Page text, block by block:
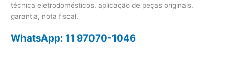
técnica eletrodomésticos, aplicação de peças originais,
garantia, nota fiscal.
WhatsApp: 11 97070-1046